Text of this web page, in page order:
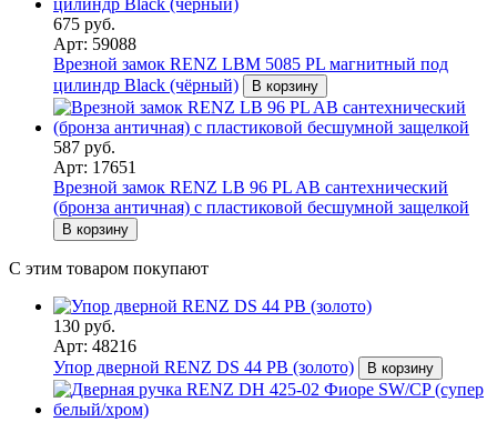
675 руб.
Арт: 59088
Врезной замок RENZ LBM 5085 PL магнитный под
цилиндр Black (чёрный)
В корзину
587 руб.
Арт: 17651
Врезной замок RENZ LB 96 PL AB сантехнический
(бронза античная) с пластиковой бесшумной защелкой
В корзину
С этим товаром покупают
130 руб.
Арт: 48216
Упор дверной RENZ DS 44 PB (золото)
В корзину